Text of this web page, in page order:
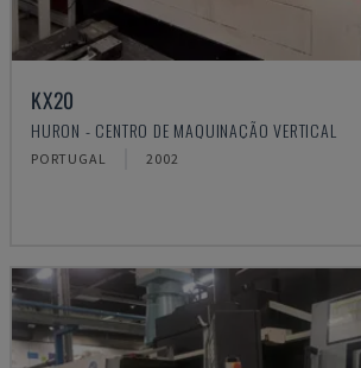
KX20
HURON - CENTRO DE MAQUINAÇÃO VERTICAL
PORTUGAL 2002